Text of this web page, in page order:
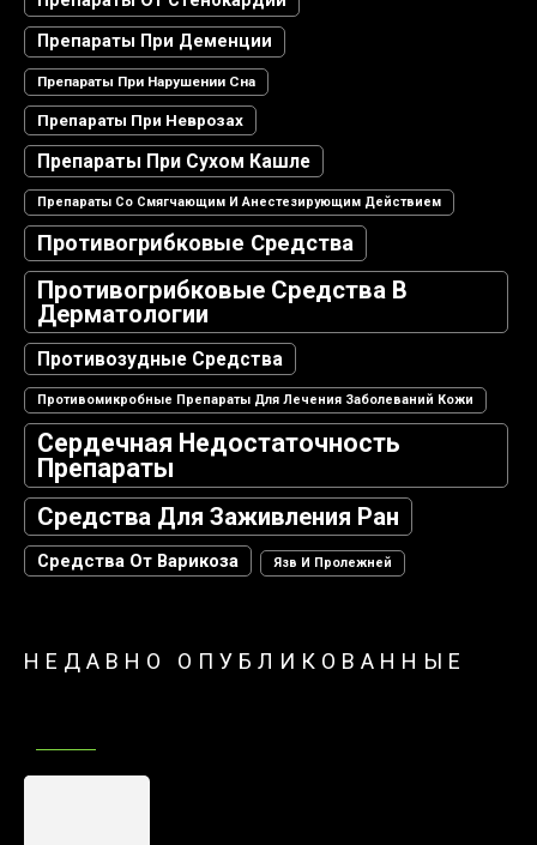
Препараты При Деменции
Препараты При Нарушении Сна
Препараты При Неврозах
Препараты При Сухом Кашле
Препараты Со Смягчающим И Анестезирующим Действием
Противогрибковые Средства
Противогрибковые Средства В
Дерматологии
Противозудные Средства
Противомикробные Препараты Для Лечения Заболеваний Кожи
Сердечная Недостаточность
Препараты
Средства Для Заживления Ран
Средства От Варикоза Язв И Пролежней
НЕДАВНО ОПУБЛИКОВАННЫЕ